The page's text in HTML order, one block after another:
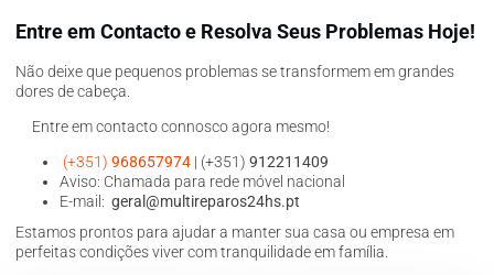
Entre em Contacto e Resolva Seus Problemas Hoje!
Não deixe que pequenos problemas se transformem em grandes
dores de cabeça.
Entre em contacto connosco agora mesmo!
(+351) 968657974 | (+351) 912211409
Aviso: Chamada para rede móvel nacional
E-mail: geral@multireparos24hs.pt
Estamos prontos para ajudar a manter sua casa ou empresa em
perfeitas condições viver com tranquilidade em família.